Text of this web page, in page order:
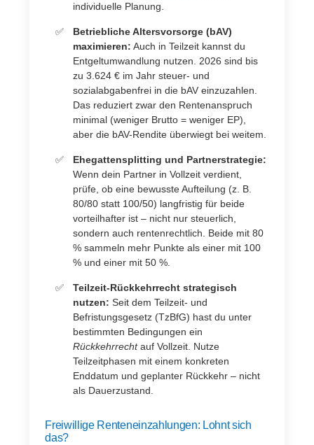
individuelle Planung.
Betriebliche Altersvorsorge (bAV)
maximieren: Auch in Teilzeit kannst du
Entgeltumwandlung nutzen. 2026 sind bis
zu 3.624 € im Jahr steuer- und
sozialabgabenfrei in die bAV einzuzahlen.
Das reduziert zwar den Rentenanspruch
minimal (weniger Brutto = weniger EP),
aber die bAV-Rendite überwiegt bei weitem.
Ehegattensplitting und Partnerstrategie:
Wenn dein Partner in Vollzeit verdient,
prüfe, ob eine bewusste Aufteilung (z. B.
80/80 statt 100/50) langfristig für beide
vorteilhafter ist – nicht nur steuerlich,
sondern auch rentenrechtlich. Beide mit 80
% sammeln mehr Punkte als einer mit 100
% und einer mit 50 %.
Teilzeit-Rückkehrrecht strategisch
nutzen: Seit dem Teilzeit- und
Befristungsgesetz (TzBfG) hast du unter
bestimmten Bedingungen ein
Rückkehrrechtauf Vollzeit. Nutze
Teilzeitphasen mit einem konkreten
Enddatum und geplanter Rückkehr – nicht
als Dauerzustand.
Freiwillige Renteneinzahlungen: Lohnt sich
das?